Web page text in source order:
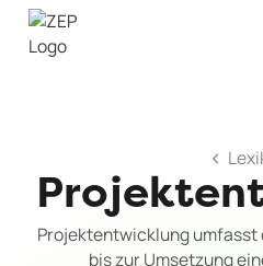
Projektentwicklung umfasst
bis zur Umsetzung